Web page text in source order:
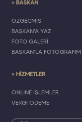
> BAŞKAN
ÖZGEÇMİŞ
BAŞKAN'A YAZ
FOTO GALERİ
BAŞKAN'LA FOTOĞRAFIM
> HİZMETLER
ONLINE İŞLEMLER
VERGİ ÖDEME